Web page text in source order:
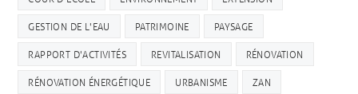
GESTION DE L'EAU PATRIMOINE PAYSAGE
RAPPORT D'ACTIVITÉS REVITALISATION RÉNOVATION
RÉNOVATION ÉNERGÉTIQUE URBANISME ZAN